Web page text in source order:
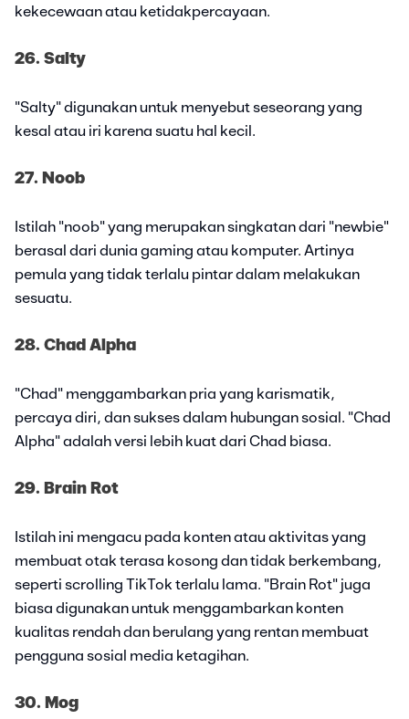
kekecewaan atau ketidakpercayaan.
26. Salty
"Salty" digunakan untuk menyebut seseorang yang
kesal atau iri karena suatu hal kecil.
27. Noob
Istilah "noob" yang merupakan singkatan dari "newbie"
berasal dari dunia gaming atau komputer. Artinya
pemula yang tidak terlalu pintar dalam melakukan
sesuatu.
28. Chad Alpha
"Chad" menggambarkan pria yang karismatik,
percaya diri, dan sukses dalam hubungan sosial. "Chad
Alpha" adalah versi lebih kuat dari Chad biasa.
29. Brain Rot
Istilah ini mengacu pada konten atau aktivitas yang
membuat otak terasa kosong dan tidak berkembang,
seperti scrolling TikTok terlalu lama. "Brain Rot" juga
biasa digunakan untuk menggambarkan konten
kualitas rendah dan berulang yang rentan membuat
pengguna sosial media ketagihan.
30. Mog